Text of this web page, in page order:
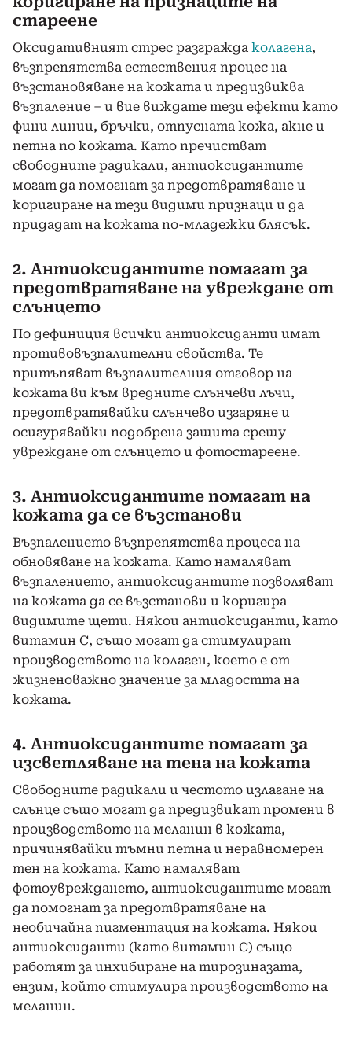
стареене
Оксидативният стрес разгражда колагена,
възпрепятства естествения процес на
възстановяване на кожата и предизвиква
възпаление – и вие виждате тези ефекти като
фини линии, бръчки, отпусната кожа, акне и
петна по кожата. Като пречистват
свободните радикали, антиоксидантите
могат да помогнат за предотвратяване и
коригиране на тези видими признаци и да
придадат на кожата по-младежки блясък.
2. Антиоксидантите помагат за
предотвратяване на увреждане от
слънцето
По дефиниция всички антиоксиданти имат
противовъзпалителни свойства. Те
притъпяват възпалителния отговор на
кожата ви към вредните слънчеви лъчи,
предотвратявайки слънчево изгаряне и
осигурявайки подобрена защита срещу
увреждане от слънцето и фотостареене.
3. Антиоксидантите помагат на
кожата да се възстанови
Възпалението възпрепятства процеса на
обновяване на кожата. Като намаляват
възпалението, антиоксидантите позволяват
на кожата да се възстанови и коригира
видимите щети. Някои антиоксиданти, като
витамин С, също могат да стимулират
производството на колаген, което е от
жизненоважно значение за младостта на
кожата.
4. Антиоксидантите помагат за
изсветляване на тена на кожата
Свободните радикали и честото излагане на
слънце също могат да предизвикат промени в
производството на меланин в кожата,
причинявайки тъмни петна и неравномерен
тен на кожата. Като намаляват
фотоувреждането, антиоксидантите могат
да помогнат за предотвратяване на
необичайна пигментация на кожата. Някои
антиоксиданти (като витамин С) също
работят за инхибиране на тирозиназата,
ензим, който стимулира производството на
меланин.